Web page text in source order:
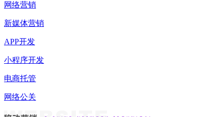
网络营销
新媒体营销
APP开发
小程序开发
电商托管
网络公关